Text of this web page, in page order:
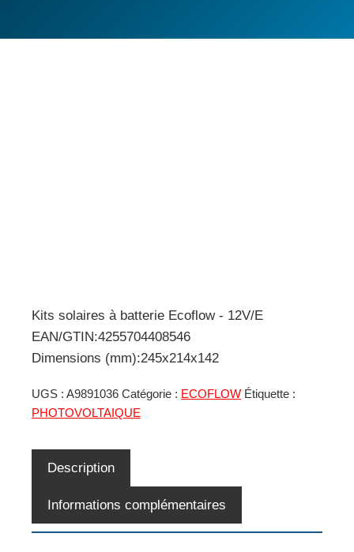
Kits solaires à batterie Ecoflow - 12V/E
EAN/GTIN:4255704408546
Dimensions (mm):245x214x142
UGS : A9891036 Catégorie : ECOFLOW Étiquette :
PHOTOVOLTAIQUE
Description
Informations complémentaires